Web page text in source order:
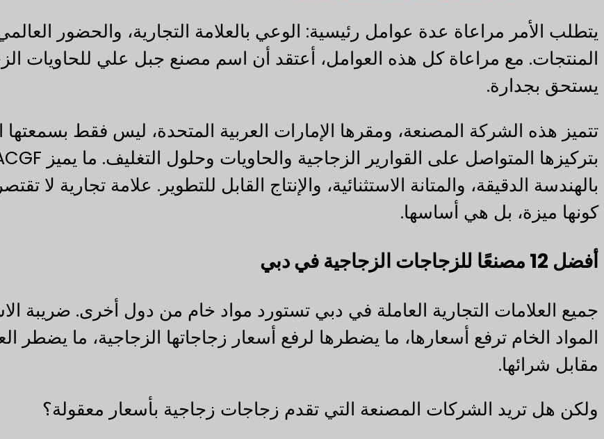
يتطلب الأمر مراعاة عدة عوامل رئيسية: الوعي بالعلامة التجارية، والحضور
يستحق بجدارة.
تتميز هذه الشركة المصنعة، ومقرها الإمارات العربية المتحدة، ليس فقط بسمعتها
بالهندسة الدقيقة، والمتانة الاستثنائية، والإنتاج القابل للتطوير. علامة تجارية لا
كونها ميزة، بل هي أساسها.
أفضل 12 مصنعًا للزجاجات الزجاجية في دبي
جميع العلامات التجارية العاملة في دبي تستورد مواد خام من دول أخرى. ضريبة
المواد الخام ترفع أسعارها، ما يضطرها لرفع أسعار زجاجاتها الزجاجية، ما يضطر
مقابل شرائها.
ولكن هل تريد الشركات المصنعة التي تقدم زجاجات زجاجية بأسعار معقولة؟